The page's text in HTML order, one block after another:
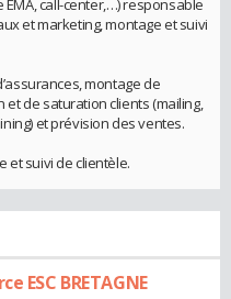
call-center,…) responsable
et marketing, montage et suivi
montage de
et de saturation clients (mailing,
et prévision des ventes.
et suivi de clientèle.
ESC BRETAGNE